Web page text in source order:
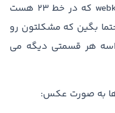
رو داخل دو خط تیره مثل همون webkit که در خط ۲۳ هست
بگین که مشکلتون رو
هر قسمتی دیگه می
ها به صورت عکس: